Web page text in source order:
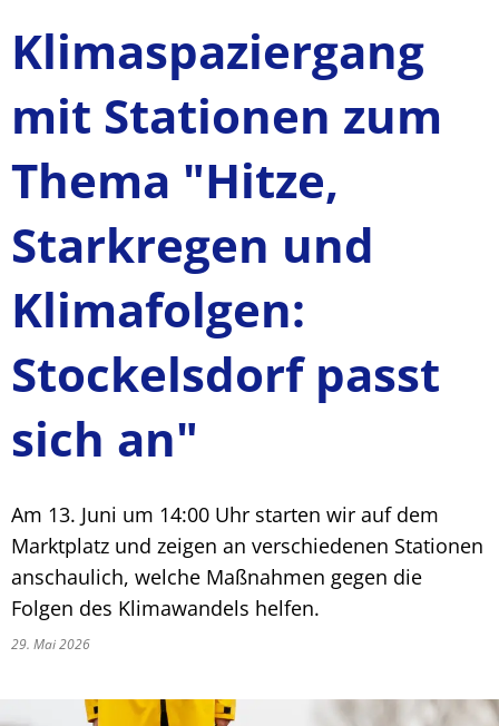
Klimaspaziergang
mit Stationen zum
Thema "Hitze,
Starkregen und
Klimafolgen:
Stockelsdorf passt
sich an"
Am 13. Juni um 14:00 Uhr starten wir auf dem
Marktplatz und zeigen an verschiedenen Stationen
anschaulich, welche Maßnahmen gegen die
Folgen des Klimawandels helfen.
29. Mai 2026